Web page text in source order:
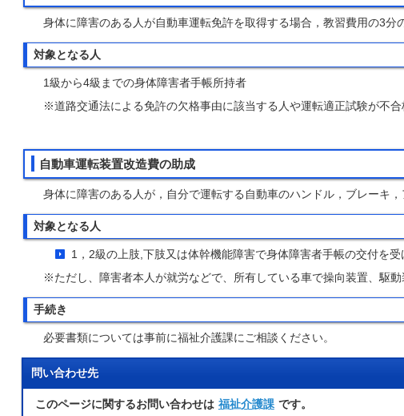
身体に障害のある人が自動車運転免許を取得する場合，教習費用の3分
対象となる人
1級から4級までの身体障害者手帳所持者
※道路交通法による免許の欠格事由に該当する人や運転適正試験が不合
自動車運転装置改造費の助成
身体に障害のある人が，自分で運転する自動車のハンドル，ブレーキ
対象となる人
1，2級の上肢,下肢又は体幹機能障害で身体障害者手帳の交付を受
※ただし、障害者本人が就労などで、所有している車で操向装置、駆
手続き
必要書類については事前に福祉介護課にご相談ください。
問い合わせ先
このページに関するお問い合わせは 福祉介護課 です。